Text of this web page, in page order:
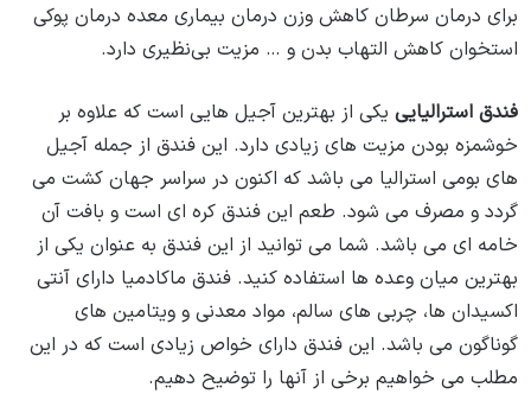
برای درمان سرطان کاهش وزن درمان بیماری معده درمان پوکی
استخوان کاهش التهاب بدن و … مزیت بی‌نظیری دارد.
فندق استرالیایی یکی از بهترین آجیل‌ هایی است که علاوه بر
خوشمزه بودن مزیت ‌های زیادی دارد. این فندق از جمله آجیل‌
های بومی استرالیا می ‌باشد که اکنون در سراسر جهان کشت می‌
گردد و مصرف می ‌شود. طعم این فندق کره ‌ای است و بافت آن
خامه‌ ای می‌ باشد. شما می‌ توانید از این فندق به عنوان یکی از
بهترین میان وعده‌ ها استفاده کنید. فندق ماکادمیا دارای آنتی
اکسیدان‌ ها، چربی ‌های سالم، مواد معدنی و ویتامین ‌های
گوناگون می ‌باشد. این فندق دارای خواص زیادی است که در این
مطلب می‌ خواهیم برخی از آنها را توضیح دهیم.